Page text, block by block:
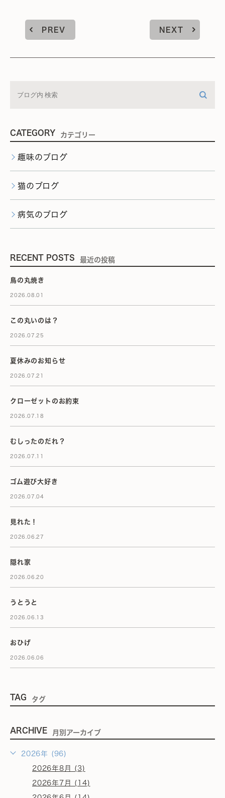
PREV NEXT
CATEGORY カテゴリー
趣味のブログ
猫のブログ
病気のブログ
RECENT POSTS 最近の投稿
鳥の丸焼き
2026.08.01
この丸いのは？
2026.07.25
夏休みのお知らせ
2026.07.21
クローゼットのお約束
2026.07.18
むしったのだれ？
2026.07.11
ゴム遊び大好き
2026.07.04
見れた！
2026.06.27
隠れ家
2026.06.20
うとうと
2026.06.13
おひげ
2026.06.06
TAG タグ
ARCHIVE 月別アーカイブ
2026年 (96)
2026年8月 (3)
2026年7月 (14)